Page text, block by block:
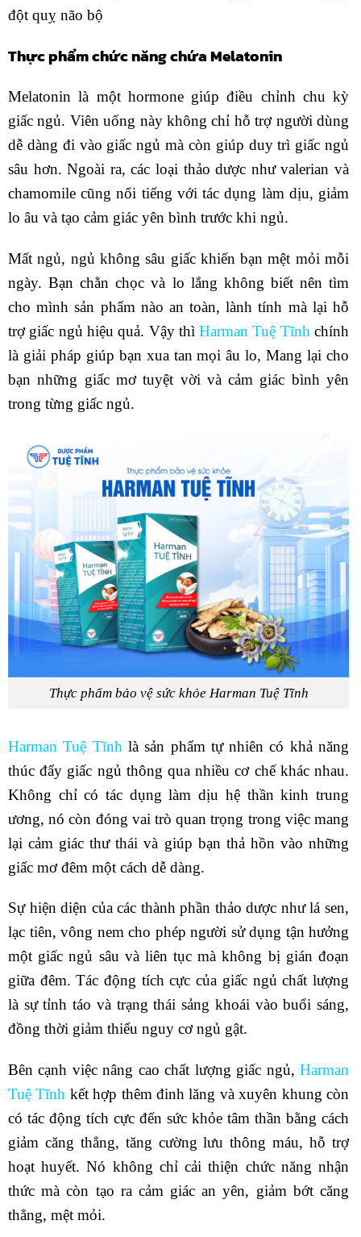
đột quỵ não bộ
Thực phẩm chức năng chứa Melatonin
Melatonin là một hormone giúp điều chỉnh chu kỳ
giấc ngủ. Viên uống này không chỉ hỗ trợ người dùng
dễ dàng đi vào giấc ngủ mà còn giúp duy trì giấc ngủ
sâu hơn. Ngoài ra, các loại thảo dược như valerian và
chamomile cũng nổi tiếng với tác dụng làm dịu, giảm
lo âu và tạo cảm giác yên bình trước khi ngủ.
Mất ngủ, ngủ không sâu giấc khiến bạn mệt mỏi mỗi
ngày. Bạn chằn chọc và lo lắng không biết nên tìm
cho mình sản phẩm nào an toàn, lành tính mà lại hỗ
trợ giấc ngủ hiệu quả. Vậy thìHarman Tuệ Tĩnh chính
là giải pháp giúp bạn xua tan mọi âu lo,Mang lại cho
bạn những giấc mơ tuyệt vời và cảm giác bình yên
trong từng giấc ngủ.
Thực phẩm bảo vệ sức khỏe Harman Tuệ Tĩnh
Harman Tuệ Tĩnh là sản phẩm tự nhiên có khả năng
thúc đẩy giấc ngủ thông qua nhiều cơ chế khác nhau.
Không chỉ có tác dụng làm dịu hệ thần kinh trung
ương, nó còn đóng vai trò quan trọng trong việc mang
lại cảm giác thư thái và giúp bạn thả hồn vào những
giấc mơ đêm một cách dễ dàng.
Sự hiện diện của các thành phần thảo dược như lá sen,
lạc tiên, vông nem cho phép người sử dụng tận hưởng
một giấc ngủ sâu và liên tục mà không bị gián đoạn
giữa đêm. Tác động tích cực của giấc ngủ chất lượng
là sự tỉnh táo và trạng thái sảng khoái vào buổi sáng,
đồng thời giảm thiểu nguy cơ ngủ gật.
Bên cạnh việc nâng cao chất lượng giấc ngủ, Harman
Tuệ Tĩnh kết hợp thêm đinh lăng và xuyên khung còn
có tác động tích cực đến sức khỏe tâm thần bằng cách
giảm căng thẳng, tăng cường lưu thông máu, hỗ trợ
hoạt huyết. Nó không chỉ cải thiện chức năng nhận
thức mà còn tạo ra cảm giác an yên, giảm bớt căng
thẳng, mệt mỏi.